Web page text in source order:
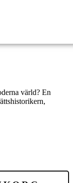
värld? En